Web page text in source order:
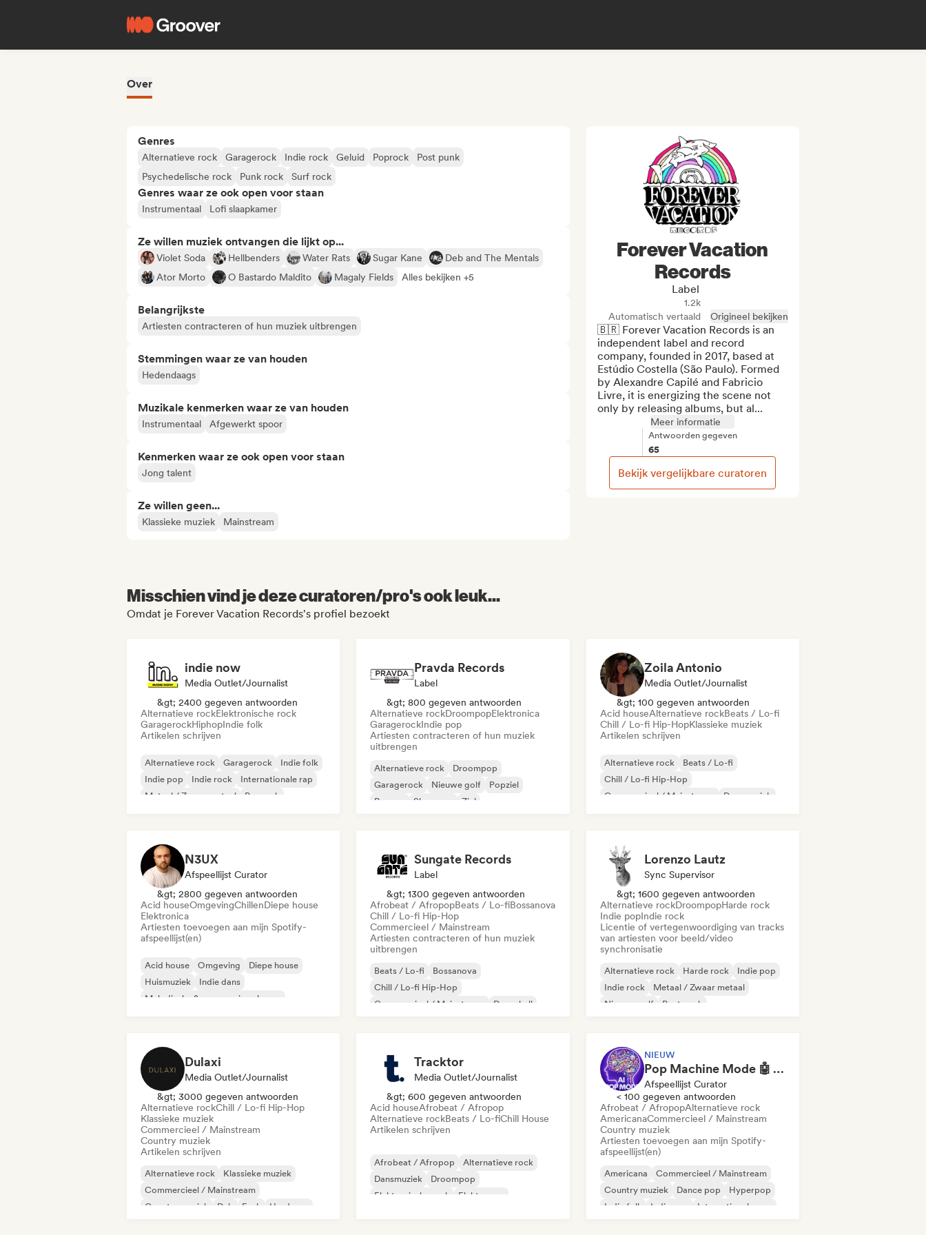
Over
Genres
Alternatieve rock Garagerock Indie rock Geluid Poprock
Post punk
Psychedelische rock
Punk rock Surf rock
Genres waar ze ook open voor staan
Instrumentaal Lofi slaapkamer
Ze willen muziek ontvangen die lijkt op...
Violet Soda Hellbenders Water Rats Sugar Kane
Deb and The Mentals
Ator Morto
O Bastardo Maldito Magaly Fields Alles bekijken +5
Belangrijkste
Artiesten contracteren of hun muziek uitbrengen
Stemmingen waar ze van houden
Hedendaags
Muzikale kenmerken waar ze van houden
Instrumentaal Afgewerkt spoor
Kenmerken waar ze ook open voor staan
Jong talent
Ze willen geen...
Klassieke muziek Mainstream
Forever Vacation
Records
Label
1.2k
Automatisch vertaald
Origineel bekijken
🇧🇷 Forever Vacation Records is an
independent label and record
company, founded in 2017, based at
Estúdio Costella (São Paulo). Formed
by Alexandre Capilé and Fabricio
Livre, it is energizing the scene not
only by releasing albums, but al...
Meer informatie
Antwoorden gegeven
65
Bekijk vergelijkbare curatoren
Misschien vind je deze curatoren/pro's ook leuk...
Omdat je Forever Vacation Records's profiel bezoekt
indie now
Media Outlet/Journalist
&gt; 2400 gegeven antwoorden
Alternatieve rockElektronische rock
GaragerockHiphopIndie folk
Artikelen schrijven
Alternatieve rock Garagerock
Indie folk
Indie pop
Indie rock
Internationale rap
Metaal / Zwaar metaal
Poprock
Pravda Records
Label
&gt; 800 gegeven antwoorden
Alternatieve rockDroompopElektronica
GaragerockIndie pop
Artiesten contracteren of hun muziek
uitbrengen
Alternatieve rock
Droompop
Garagerock
Nieuwe golf
Popziel
Reggae
Shoegaze Ziel
Zoila Antonio
Media Outlet/Journalist
&gt; 100 gegeven antwoorden
Acid houseAlternatieve rockBeats / Lo-fi
Chill / Lo-fi Hip-HopKlassieke muziek
Artikelen schrijven
Alternatieve rock
Beats / Lo-fi
Chill / Lo-fi Hip-Hop
Commercieel / Mainstream
Dansmuziek
N3UX
Afspeellijst Curator
&gt; 2800 gegeven antwoorden
Acid houseOmgevingChillenDiepe house
Elektronica
Artiesten toevoegen aan mijn Spotify-
afspeellijst(en)
Acid house Omgeving
Diepe house
Huismuziek
Indie dans
Melodische & progressieve house
Sungate Records
Label
&gt; 1300 gegeven antwoorden
Afrobeat / AfropopBeats / Lo-fiBossanova
Chill / Lo-fi Hip-Hop
Commercieel / Mainstream
Artiesten contracteren of hun muziek
uitbrengen
Beats / Lo-fi
Bossanova
Chill / Lo-fi Hip-Hop
Commercieel / Mainstream
Dancehall
Lorenzo Lautz
Sync Supervisor
&gt; 1600 gegeven antwoorden
Alternatieve rockDroompopHarde rock
Indie popIndie rock
Licentie of vertegenwoordiging van tracks
van artiesten voor beeld/video
synchronisatie
Alternatieve rock Harde rock
Indie pop
Indie rock
Metaal / Zwaar metaal
Nieuwe golf
Post punk
Dulaxi
Media Outlet/Journalist
&gt; 3000 gegeven antwoorden
Alternatieve rockChill / Lo-fi Hip-Hop
Klassieke muziek
Commercieel / Mainstream
Country muziek
Artikelen schrijven
Alternatieve rock
Klassieke muziek
Commercieel / Mainstream
Country muziek
Dub Funk
Hardcore
Tracktor
Media Outlet/Journalist
&gt; 600 gegeven antwoorden
Acid houseAfrobeat / Afropop
Alternatieve rockBeats / Lo-fiChill House
Artikelen schrijven
Afrobeat / Afropop
Alternatieve rock
Dansmuziek
Droompop
Elektronische rock
Elektropop
NIEUW
Pop Machine Mode 🤖 AI Music, Indie Pop & Dream Pop
Afspeellijst Curator
< 100 gegeven antwoorden
Afrobeat / AfropopAlternatieve rock
AmericanaCommercieel / Mainstream
Country muziek
Artiesten toevoegen aan mijn Spotify-
afspeellijst(en)
Americana
Commercieel / Mainstream
Country muziek
Dance pop
Hyperpop
Indie folk
Indie pop Internationale pop